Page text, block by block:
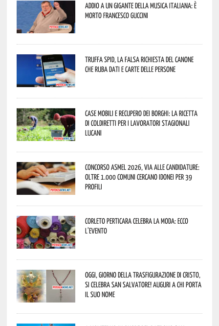
Addio a un gigante della musica italiana: è
morto Francesco Guccini
Truffa Spid, la falsa richiesta del canone
che ruba dati e carte delle persone
Case mobili e recupero dei borghi: la ricetta
di Coldiretti per i lavoratori stagionali
lucani
Concorso Asmel 2026, via alle candidature:
oltre 1.000 Comuni cercano idonei per 39
profili
Corleto Perticara celebra la moda: ecco
l’evento
Oggi, giorno della Trasfigurazione di Cristo,
si celebra San Salvatore! Auguri a chi porta
il suo nome